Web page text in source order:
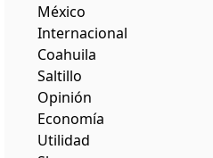
México
Internacional
Coahuila
Saltillo
Opinión
Economía
Utilidad